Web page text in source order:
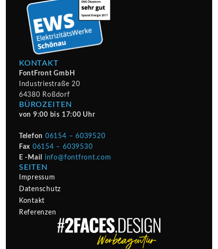
KONTAKT
FontFront GmbH
Industriestraße 20
64380 Roßdorf
BÜROZEITEN
von 9:00 bis 17:00 Uhr
Telefon 06154 – 6039520
Fax 06154 – 6039530
E -Mail
info@fontfront.com
SEITEN
Impressum
Datenschutz
Kontakt
Referenzen